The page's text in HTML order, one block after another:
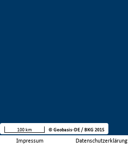
Impressum Datenschutzerklärung
100 km © Geobasis-DE / BKG 2015